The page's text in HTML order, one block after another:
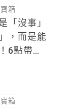
箱
「沒事」
，而是能
6點帶你
箱